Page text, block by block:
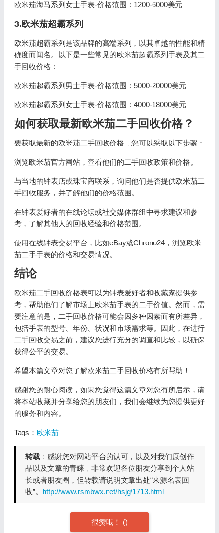
欧米茄海马系列女士手表-价格范围：1200-6000美元
3.欧米茄超霸系列
欧米茄超霸系列是该品牌的高端系列，以其卓越的性能和精
确度而闻名。以下是一些常见的欧米茄超霸系列手表及其二
手回收价格：
欧米茄超霸系列男士手表-价格范围：5000-20000美元
欧米茄超霸系列女士手表-价格范围：4000-18000美元
如何获取最新欧米茄二手回收价格？
要获取最新的欧米茄二手回收价格，您可以采取以下步骤：
浏览欧米茄官方网站，查看他们的二手回收政策和价格。
与当地的钟表店或珠宝商联系，询问他们是否提供欧米茄二
手回收服务，并了解他们的价格范围。
在钟表爱好者的在线论坛或社交媒体群组中寻求建议和参
考，了解其他人的回收经验和价格范围。
使用在线钟表交易平台，比如eBay或Chrono24，浏览欧米
茄二手手表的价格和交易情况。
结论
欧米茄二手回收价格表可以为钟表爱好者和收藏家提供参
考，帮助他们了解市场上欧米茄手表的二手价值。然而，需
要注意的是，二手回收价格可能会因多种因素而有所差异，
包括手表的型号、年份、状况和市场需求等。因此，在进行
二手回收交易之前，建议您进行充分的调查和比较，以确保
获得公平的交易。
希望本篇文章对您了解欧米茄二手回收价格有所帮助！
感谢您的耐心阅读，如果您觉得这篇文章对您有所启示，请
将本站收藏并分享给您的朋友们，我们会继续为您提供更好
的服务和内容。
Tags： 欧米茄
转载： 感谢您对网站平台的认可，以及对我们原创作
品以及文章的青睐，非常欢迎各位朋友分享到个人站
长或者朋友圈，但转载请说明文章出处“来源名表回
收”。 http://www.rsmbwx.net/hsjg/1713.html
很赞哦！ ()